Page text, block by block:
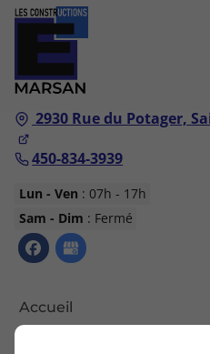
2930 Rue du Potager,
450-834-3939
Lun - Ven : 07h - 17h
Sam - Dim : Fermé
Accueil